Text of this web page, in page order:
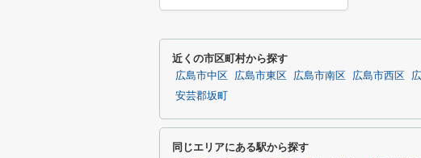
近くの市区町村から探す
広島市中区 広島市東区 広島市南区 広島市西区
安芸郡坂町
同じエリアにある駅から探す